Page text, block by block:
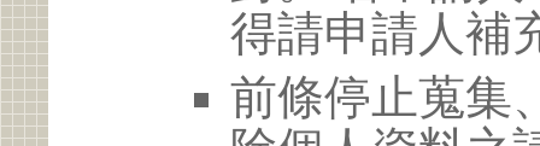
得請申請人補
前條停止蒐集